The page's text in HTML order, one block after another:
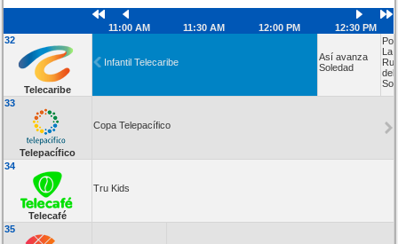
11:00 AM 11:30 AM 12:00 PM
12:30 PM
32
Telecaribe
Infantil Telecaribe
Así avanza
Soledad
Por
La
del
Sol
33
Telepacífico
Copa Telepacífico
34
Telecafé
Tru Kids
35